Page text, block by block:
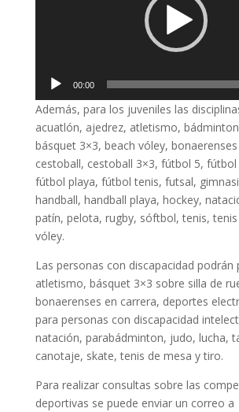
00:00
Además, para los juveniles las
acuatlón, ajedrez, atletismo,
básquet 3×3, beach vóley,
cestoball, cestoball 3×3, fútbol 5,
fútbol playa, fútbol tenis, futsal,
handball, handball playa, hockey,
patín, pelota, rugby, sóftbol, tenis,
vóley.
Las personas con discapacidad podrán
atletismo, básquet 3×3 sobre silla de
bonaerenses en carrera, deportes
para personas con discapacidad
natación, parabádminton, judo, lucha,
canotaje, skate, tenis de mesa y tiro.
Para realizar consultas sobre las
deportivas se puede enviar un correo a